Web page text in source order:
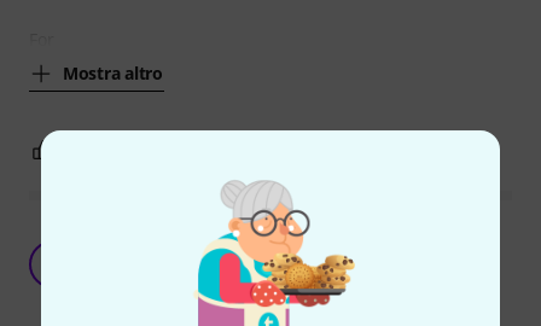
Mostra altro
feb2020:Fenomenale ott2020:HA CAMBIATO
VOCE apr2021: uso esterno
Francesco XYZ 20.02.2020